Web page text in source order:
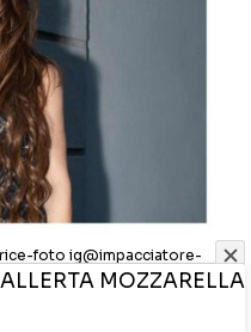
foto ig@impacciatore-